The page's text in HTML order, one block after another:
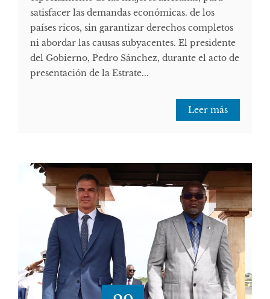
satisfacer las demandas económicas. de los
países ricos, sin garantizar derechos completos
ni abordar las causas subyacentes. El presidente
del Gobierno, Pedro Sánchez, durante el acto de
presentación de la Estrate...
Leer más